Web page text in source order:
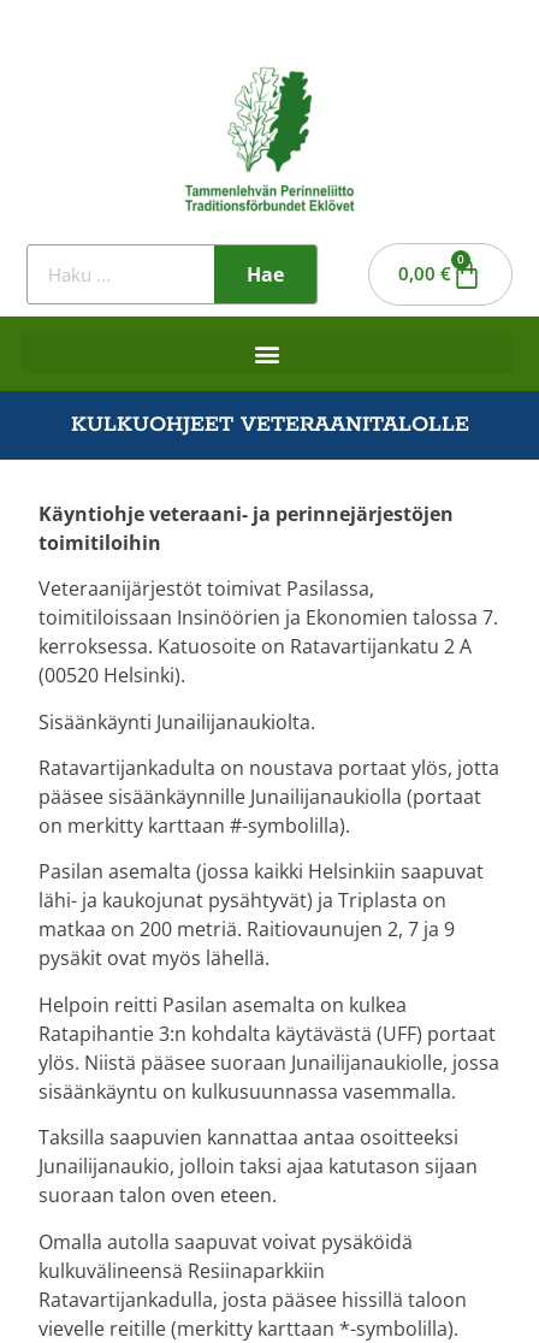
Hae 0,00 €
0
KULKUOHJEET VETERAANITALOLLE
Käyntiohje veteraani- ja perinnejärjestöjen
toimitiloihin
Veteraanijärjestöt toimivat Pasilassa,
toimitiloissaan Insinöörien ja Ekonomien talossa 7.
kerroksessa. Katuosoite on Ratavartijankatu 2 A
(00520 Helsinki).
Sisäänkäynti Junailijanaukiolta.
Ratavartijankadulta on noustava portaat ylös, jotta
pääsee sisäänkäynnille Junailijanaukiolla (portaat
on merkitty karttaan #-symbolilla).
Pasilan asemalta (jossa kaikki Helsinkiin saapuvat
lähi- ja kaukojunat pysähtyvät) ja Triplasta on
matkaa on 200 metriä. Raitiovaunujen 2, 7 ja 9
pysäkit ovat myös lähellä.
Helpoin reitti Pasilan asemalta on kulkea
Ratapihantie 3:n kohdalta käytävästä (UFF) portaat
ylös. Niistä pääsee suoraan Junailijanaukiolle, jossa
sisäänkäyntu on kulkusuunnassa vasemmalla.
Taksilla saapuvien kannattaa antaa osoitteeksi
Junailijanaukio, jolloin taksi ajaa katutason sijaan
suoraan talon oven eteen.
Omalla autolla saapuvat voivat pysäköidä
kulkuvälineensä Resiinaparkkiin
Ratavartijankadulla, josta pääsee hissillä taloon
vievelle reitille (merkitty karttaan *-symbolilla).